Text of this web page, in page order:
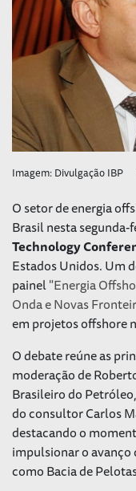
Imagem: Divulgação IBP
O setor de energia
Brasil nesta
Technology
Estados Unidos. Um
painel"Energia
Onda e Novas
em projetos offshore
O debate reúne as
moderação de
Brasileiro do
do consultor Carlos
destacando o
impulsionar o
como Bacia de